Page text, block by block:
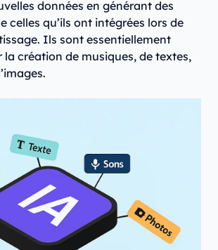
données en générant des
celles qu’ils ont intégrées lors de
Ils sont essentiellement
la création de musiques, de textes,